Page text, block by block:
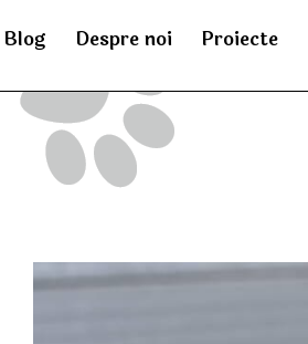
Blog Despre noi Proiecte